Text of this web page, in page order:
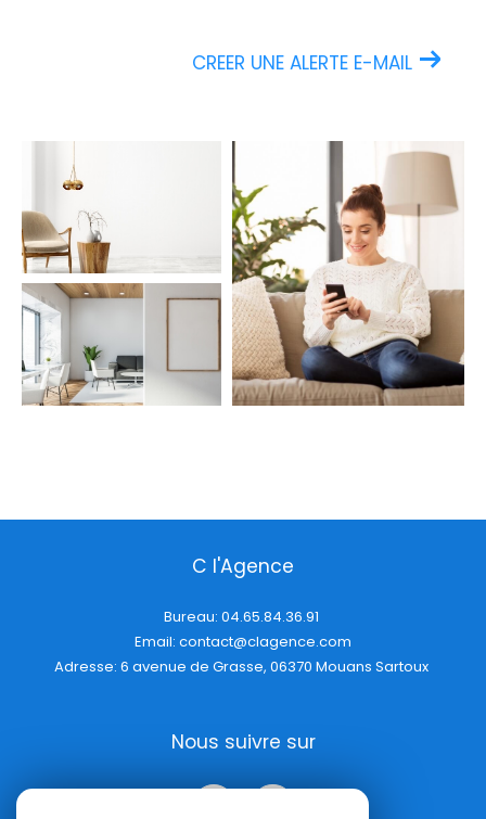
CREER UNE ALERTE E-MAIL
C l'Agence
Bureau: 04.65.84.36.91
Email: contact@clagence.com
Adresse: 6 avenue de Grasse, 06370 Mouans Sartoux
Nous suivre sur